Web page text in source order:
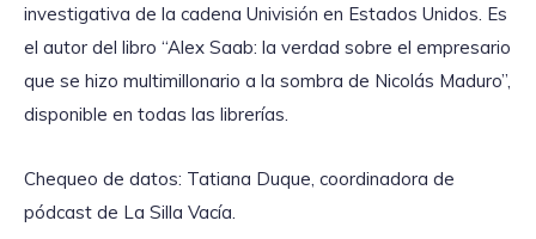
investigativa de la cadena Univisión en Estados Unidos. Es
el autor del libro “Alex Saab: la verdad sobre el empresario
que se hizo multimillonario a la sombra de Nicolás Maduro”,
disponible en todas las librerías.
Chequeo de datos: Tatiana Duque, coordinadora de
pódcast de La Silla Vacía.